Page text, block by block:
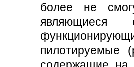
более не
являющиеся
пилотируемые
содержащие на